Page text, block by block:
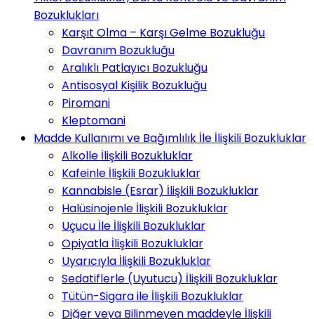
Bozuklukları
Karşıt Olma – Karşı Gelme Bozukluğu
Davranım Bozukluğu
Aralıklı Patlayıcı Bozukluğu
Antisosyal Kişilik Bozukluğu
Piromani
Kleptomani
Madde Kullanımı ve Bağımlılık İle İlişkili Bozukluklar
Alkolle İlişkili Bozukluklar
Kafeinle İlişkili Bozukluklar
Kannabisle (Esrar) İlişkili Bozukluklar
Halüsinojenle İlişkili Bozukluklar
Uçucu İle İlişkili Bozukluklar
Opiyatla İlişkili Bozukluklar
Uyarıcıyla İlişkili Bozukluklar
Sedatiflerle (Uyutucu) İlişkili Bozukluklar
Tütün-Sigara ile İlişkili Bozukluklar
Diğer veya Bilinmeyen maddeyle İlişkili